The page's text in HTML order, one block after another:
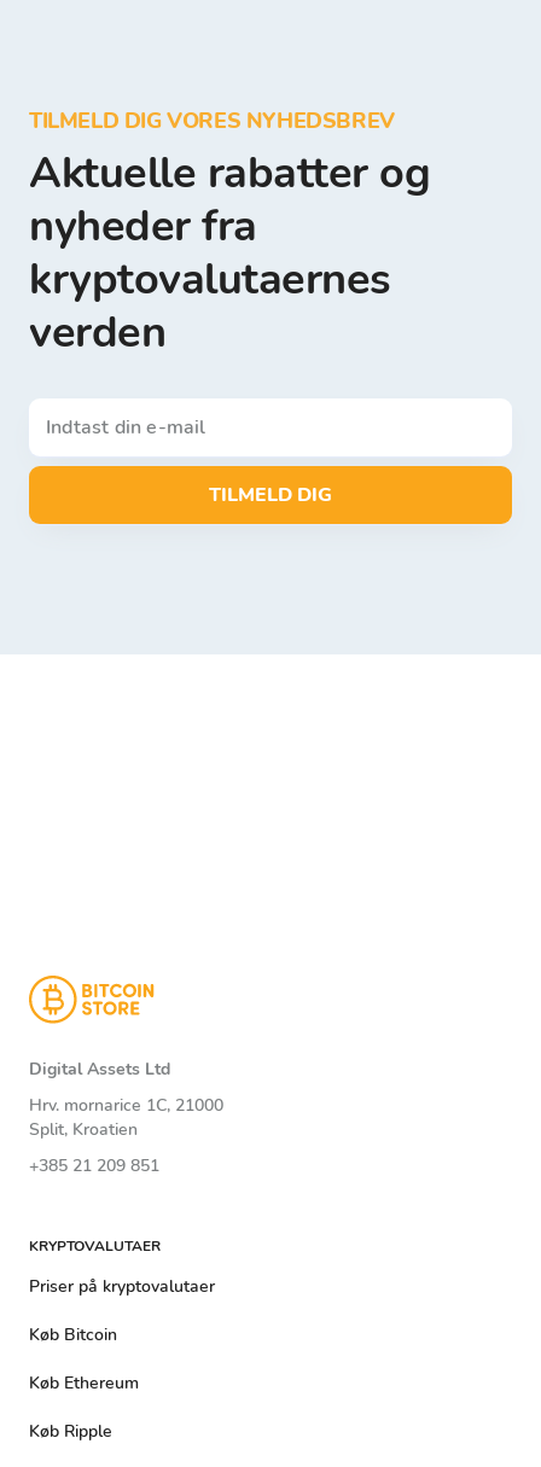
TILMELD DIG VORES NYHEDSBREV
Aktuelle rabatter og
nyheder fra
kryptovalutaernes
verden
TILMELD DIG
Digital Assets Ltd
Hrv. mornarice 1C, 21000
Split, Kroatien
+385 21 209 851
KRYPTOVALUTAER
Priser på kryptovalutaer
Køb Bitcoin
Køb Ethereum
Køb Ripple